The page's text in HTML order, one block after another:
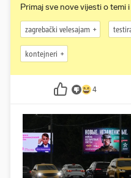
Primaj sve nove vijesti o temi
zagrebački velesajam
kontejneri
4